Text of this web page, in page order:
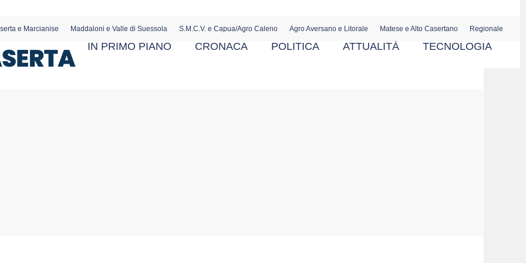
e Marcianise Maddaloni e Valle di Suessola S.M.C.V. e Capua/Agro Caleno Agro Aversano e Litorale Matese e Alto Casertano Regionale
IN PRIMO PIANO CRONACA POLITICA ATTUALITÀ TECNOLOGIA